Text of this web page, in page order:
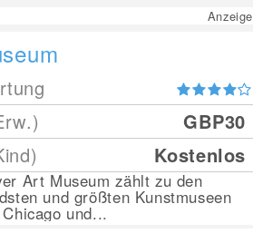
Anzeige
GBP30
Kostenlos
Art Museum zählt zu den
und größten Kunstmuseen
und...